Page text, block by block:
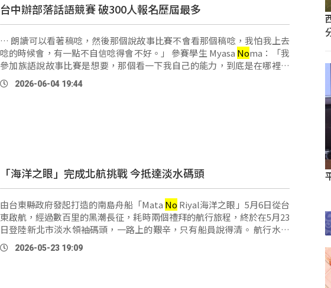
台中辦部落話語競賽 破300人報名歷屆最多
… 朗讀可以看著稿唸，然後那個說故事比賽不會看那個稿唸，我怕我上去
唸的時候會，有一點不自信唸得會不好。」 參賽學生 Myasa Noma：「我
參加族語說故事比賽是想要，那個看一下我自己的能力，到底是在哪裡？
2026-06-04 19:44
「海洋之眼」完成北航挑戰 今抵達淡水碼頭
由台東縣政府發起打造的南島舟船「Mata No Riyal海洋之眼」5月6日從台
東啟航，經過數百里的黑潮長征，耗時兩個禮拜的航行旅程，終於在5月23
日登陸新北市淡水領袖碼頭，一路上的艱辛，只有船員說得清。 航行水手
顏喬治：「我們在航行過程揚帆，我 …
2026-05-23 19:09